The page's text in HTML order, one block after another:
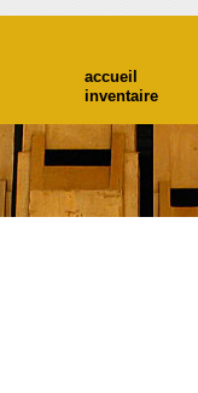
accueil
inventaire